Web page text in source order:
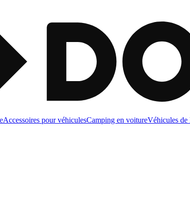
Accessoires pour véhiculesCamping en voitureVéhicules de